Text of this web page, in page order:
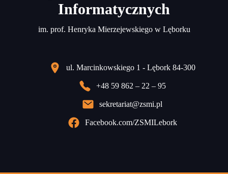
Informatycznych
im. prof. Henryka Mierzejewskiego w Lęborku
ul. Marcinkowskiego 1 - Lębork 84-300
+48 59 862 – 22 – 95
sekretariat@zsmi.pl
Facebook.com/ZSMILebork